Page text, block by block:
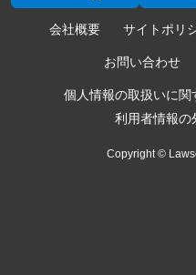
会社概要 サイトポリ
お問い合わせ
個人情報の取扱いに
利用者情報の
Copyright ©